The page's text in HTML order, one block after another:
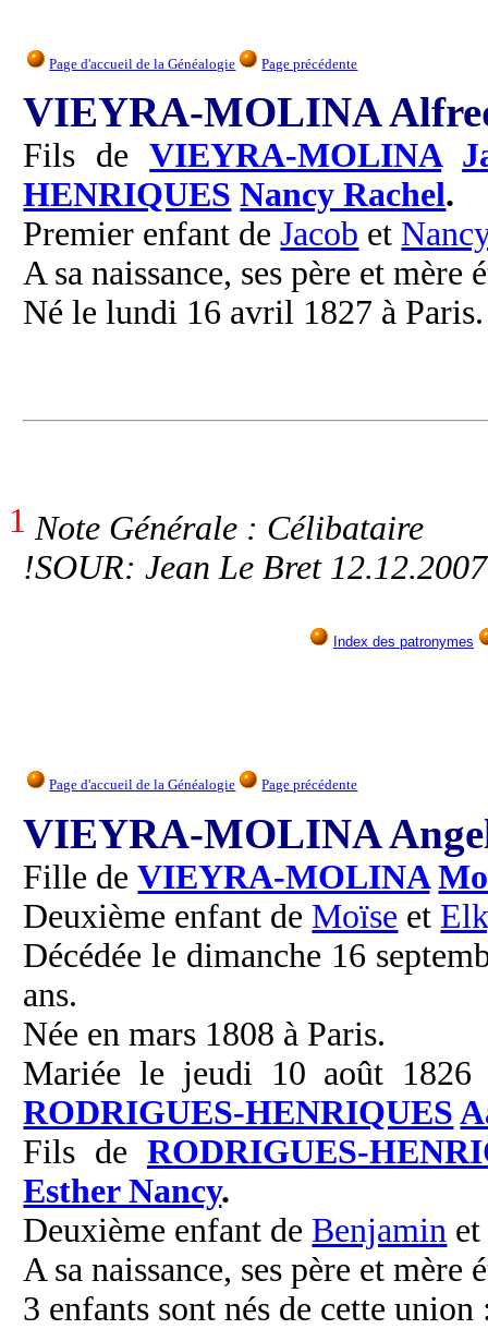
Page d'accueil de la Généalogie Page précédente
VIEYRA-MOLINA
Fils deVIEYRA-MOLINA
HENRIQUES Nancy Rachel.
Premier enfant deJacob et
A sa naissance, ses père et mère
Né le lundi 16 avril 1827 à Paris.
1 Note Générale : Célibataire
!SOUR: Jean Le Bret 12.12.2007
Index des patronymes
Page d'accueil de la Généalogie Page précédente
VIEYRA-MOLINA
Fille deVIEYRA-MOLINA
Deuxième enfant de Moïse et
Décédée le dimanche 16
ans.
Née en mars 1808 à Paris.
Mariée le jeudi 10 août
RODRIGUES-HENRIQUES
Fils de RODRIGUES-
Esther Nancy.
Deuxième enfant de Benjamin
A sa naissance, ses père et mère
3 enfants sont nés de cette union